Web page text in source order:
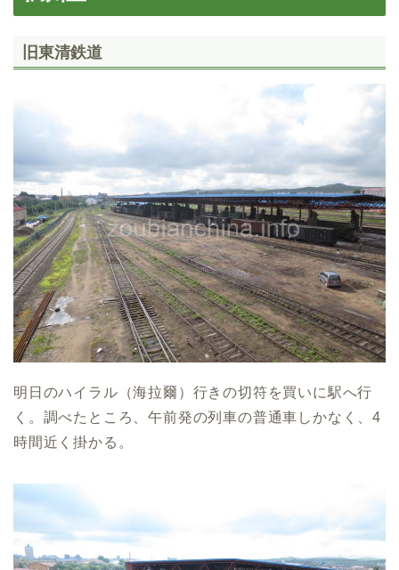
旧東清鉄道
明日のハイラル（海拉爾）行きの切符を買いに駅へ行
く。調べたところ、午前発の列車の普通車しかなく、4
時間近く掛かる。